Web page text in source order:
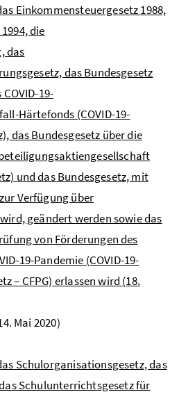
Einkommensteuergesetz 1988,
die
das
das Bundesgesetz
19-
Härtefonds (COVID-19-
das Bundesgesetz über die
und das Bundesgesetz, mit
Verfügung über
geändert werden sowie das
von Förderungen des
19-Pandemie (COVID-19-
– CFPG) erlassen wird (18.
Mai 2020)
Schulorganisationsgesetz, das
Schulunterrichtsgesetz für